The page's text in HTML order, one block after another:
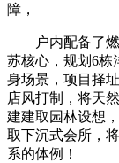
障，
户内配备了燃
苏核心，规划6栋
身场景，项目择
店风打制，将天
建建取园林设想
取下沉式会所，
系的体例！